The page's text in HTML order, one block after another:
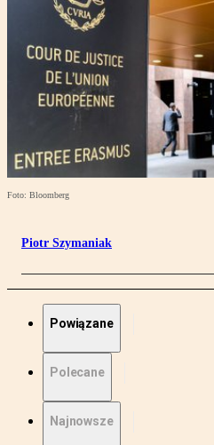
Foto: Bloomberg
Piotr Szymaniak
Powiązane
Polecane
Najnowsze